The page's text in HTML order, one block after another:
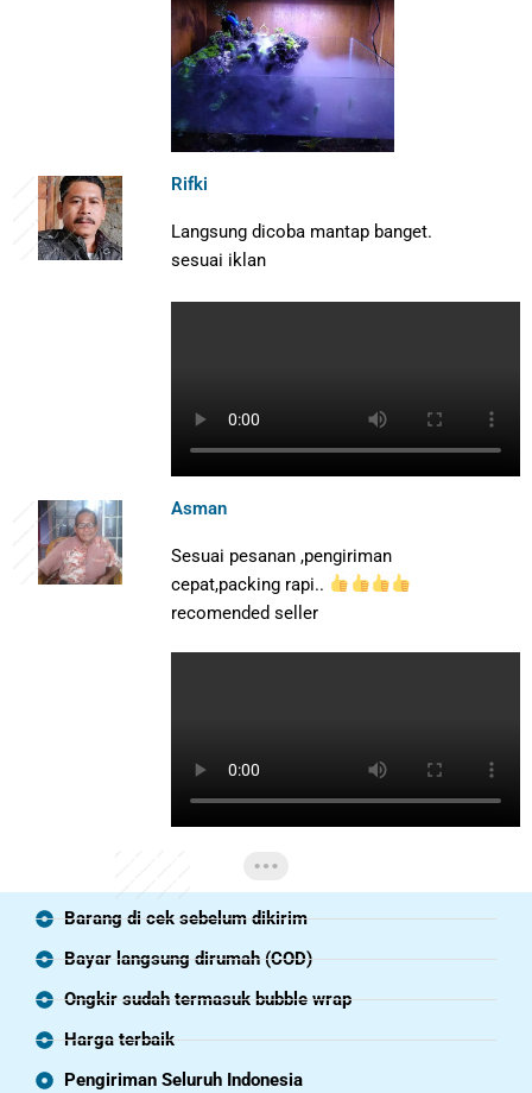
Rifki
Langsung dicoba mantap banget.
sesuai iklan
Asman
Sesuai pesanan ,pengiriman
cepat,packing rapi..
recomended seller
Barang di cek sebelum dikirim
Bayar langsung dirumah (COD)
Ongkir sudah termasuk bubble wrap
Harga terbaik
Pengiriman Seluruh Indonesia